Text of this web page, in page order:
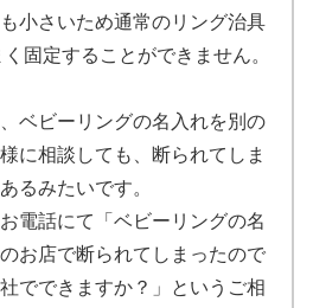
小さいため通常のリング治具
固定することができません。
ベビーリングの名入れを別の
に相談しても、断られてしま
るみたいです。
電話にて「ベビーリングの名
お店で断られてしまったので
でできますか？」というご相